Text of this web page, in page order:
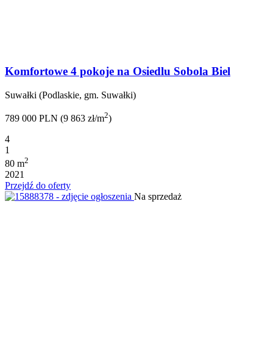
Komfortowe 4 pokoje na Osiedlu Sobola Biel
Suwałki (Podlaskie, gm. Suwałki)
789 000 PLN (9 863 zł/m2)
4
1
80 m2
2021
Przejdź do oferty
Na sprzedaż